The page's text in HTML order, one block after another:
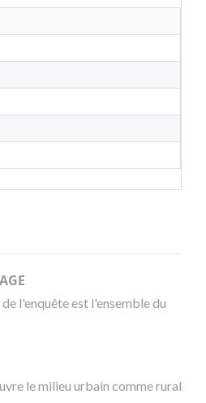
l'enquête est l'ensemble du
le milieu urbain comme rural